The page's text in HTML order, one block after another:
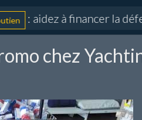
aidez à financer la
chez